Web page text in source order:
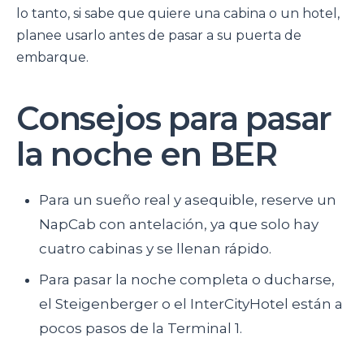
lo tanto, si sabe que quiere una cabina o un hotel,
planee usarlo antes de pasar a su puerta de
embarque.
Consejos para pasar
la noche en BER
Para un sueño real y asequible, reserve un
NapCab con antelación, ya que solo hay
cuatro cabinas y se llenan rápido.
Para pasar la noche completa o ducharse,
el Steigenberger o el InterCityHotel están a
pocos pasos de la Terminal 1.